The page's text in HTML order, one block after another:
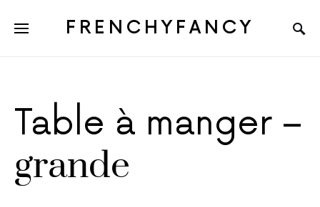
FRENCHYFANCY
Table à manger –
grande